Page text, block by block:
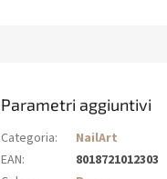
Parametri aggiuntivi
Categoria:
NailArt
EAN:
8018721012303